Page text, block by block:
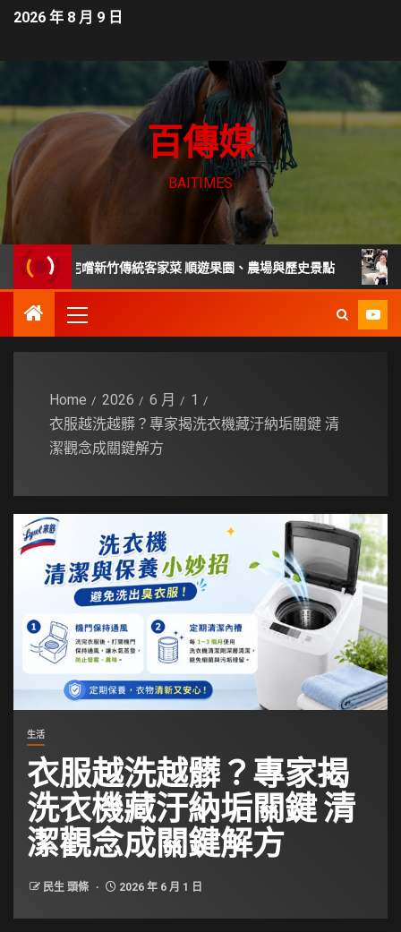
2026 年 8 月 9 日
百傳媒
BAITIMES
宅嚐新竹傳統客家菜 順遊果園、農場與歷史景點 家庭
Home 2026 6 月
1
衣服越洗越髒？專家揭洗衣機藏汙納垢關鍵 清
潔觀念成關鍵解方
生活
衣服越洗越髒？專家揭
洗衣機藏汙納垢關鍵 清
潔觀念成關鍵解方
民生 頭條 2026 年 6 月 1 日